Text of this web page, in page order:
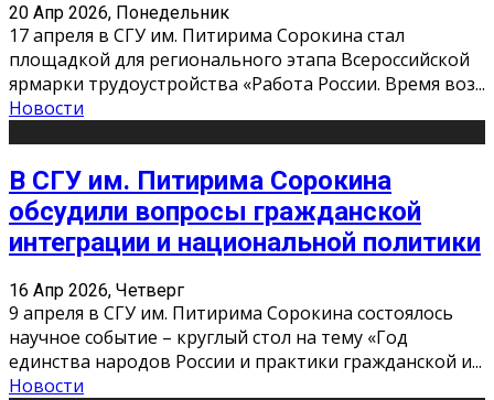
20 Апр 2026, Понедельник
17 апреля в СГУ им. Питирима Сорокина стал
площадкой для регионального этапа Всероссийской
ярмарки трудоустройства «Работа России. Время воз...
Новости
В СГУ им. Питирима Сорокина
обсудили вопросы гражданской
интеграции и национальной политики
16 Апр 2026, Четверг
9 апреля в СГУ им. Питирима Сорокина состоялось
научное событие – круглый стол на тему «Год
единства народов России и практики гражданской и...
Новости